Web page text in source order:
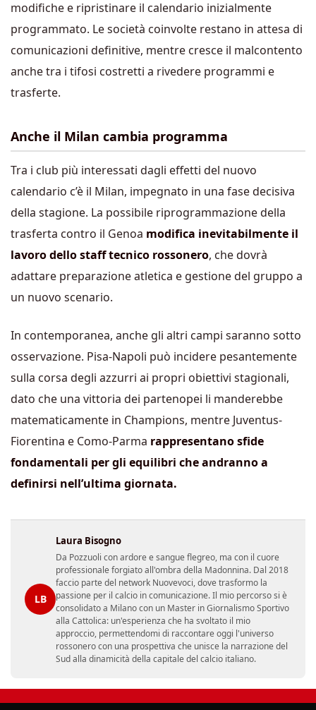
modifiche e ripristinare il calendario inizialmente
programmato. Le società coinvolte restano in attesa di
comunicazioni definitive, mentre cresce il malcontento
anche tra i tifosi costretti a rivedere programmi e
trasferte.
Anche il Milan cambia programma
Tra i club più interessati dagli effetti del nuovo
calendario c’è il Milan, impegnato in una fase decisiva
della stagione. La possibile riprogrammazione della
trasferta contro il Genoa modifica inevitabilmente il
lavoro dello staff tecnico rossonero, che dovrà
adattare preparazione atletica e gestione del gruppo a
un nuovo scenario.
In contemporanea, anche gli altri campi saranno sotto
osservazione. Pisa-Napoli può incidere pesantemente
sulla corsa degli azzurri ai propri obiettivi stagionali,
dato che una vittoria dei partenopei li manderebbe
matematicamente in Champions, mentre Juventus-
Fiorentina e Como-Parma rappresentano sfide
fondamentali per gli equilibri che andranno a
definirsi nell’ultima giornata.
LB
Laura Bisogno
Da Pozzuoli con ardore e sangue flegreo, ma con il cuore
professionale forgiato all'ombra della Madonnina. Dal 2018
faccio parte del network Nuovevoci, dove trasformo la
passione per il calcio in comunicazione. Il mio percorso si è
consolidato a Milano con un Master in Giornalismo Sportivo
alla Cattolica: un'esperienza che ha svoltato il mio
approccio, permettendomi di raccontare oggi l'universo
rossonero con una prospettiva che unisce la narrazione del
Sud alla dinamicità della capitale del calcio italiano.